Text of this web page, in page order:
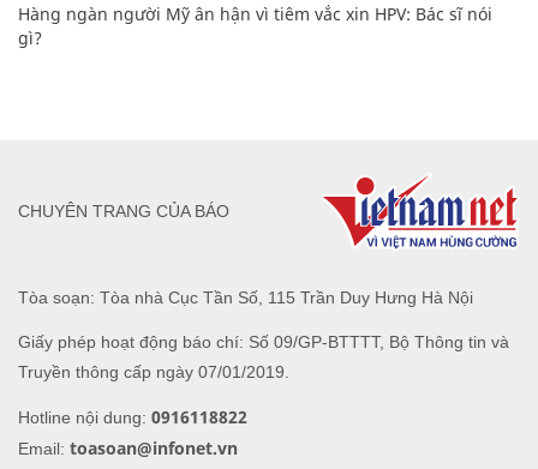
Hàng ngàn người Mỹ ân hận vì tiêm vắc xin HPV: Bác sĩ nói
gì?
Tòa soạn: Tòa nhà Cục Tần Số, 115 Trần Duy Hưng Hà Nội
Giấy phép hoạt động báo chí: Số 09/GP-BTTTT, Bộ Thông tin và
Truyền thông cấp ngày 07/01/2019.
Hotline nội dung: 0916118822
Email: toasoan@infonet.vn
CHUYÊN TRANG CỦA BÁO